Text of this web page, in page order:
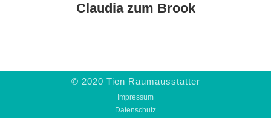
Claudia zum Brook
© 2020 Tien Raumausstatter
Impressum
Datenschutz